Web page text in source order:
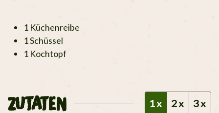
1 Küchenreibe
1 Schüssel
1 Kochtopf
ZUTATEN 1x 2x 3x